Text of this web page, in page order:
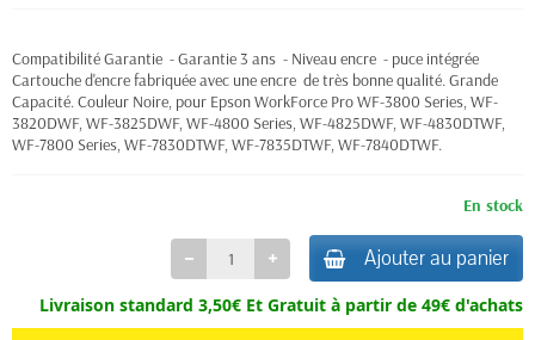
Compatibilité Garantie - Garantie 3 ans - Niveau encre - puce intégrée
Cartouche d'encre fabriquée avec une encre de très bonne qualité. Grande
Capacité. Couleur Noire, pour Epson WorkForce ProWF-3800 Series, WF-
3820DWF, WF-3825DWF, WF-4800 Series, WF-4825DWF, WF-4830DTWF,
WF-7800 Series, WF-7830DTWF, WF-7835DTWF, WF-7840DTWF.
En stock
Ajouter au panier
Livraison standard 3,50€ Et Gratuit à partir de 49€ d'achats